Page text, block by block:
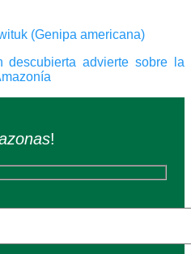
(Genipa americana)
descubierta advierte sobre la
!